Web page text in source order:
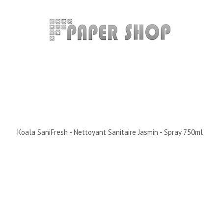
Koala SaniFresh - Nettoyant Sanitaire Jasmin - Spray 750ml